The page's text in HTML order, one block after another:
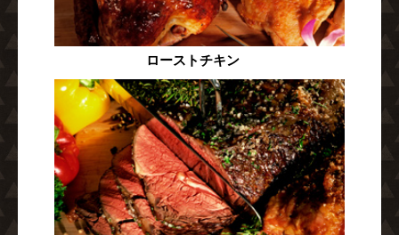
ローストチキン